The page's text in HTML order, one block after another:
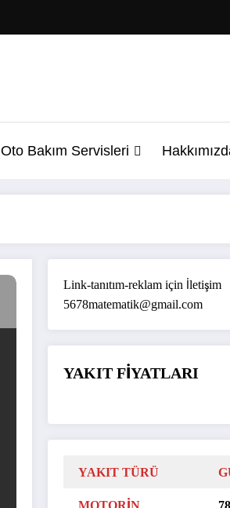
Oto Bakım Servisleri
Link-tanıtım-reklam için İletişim
5678matematik@gmail.com
YAKIT FİYATLARI
YAKIT TÜRÜ
MOTORİN